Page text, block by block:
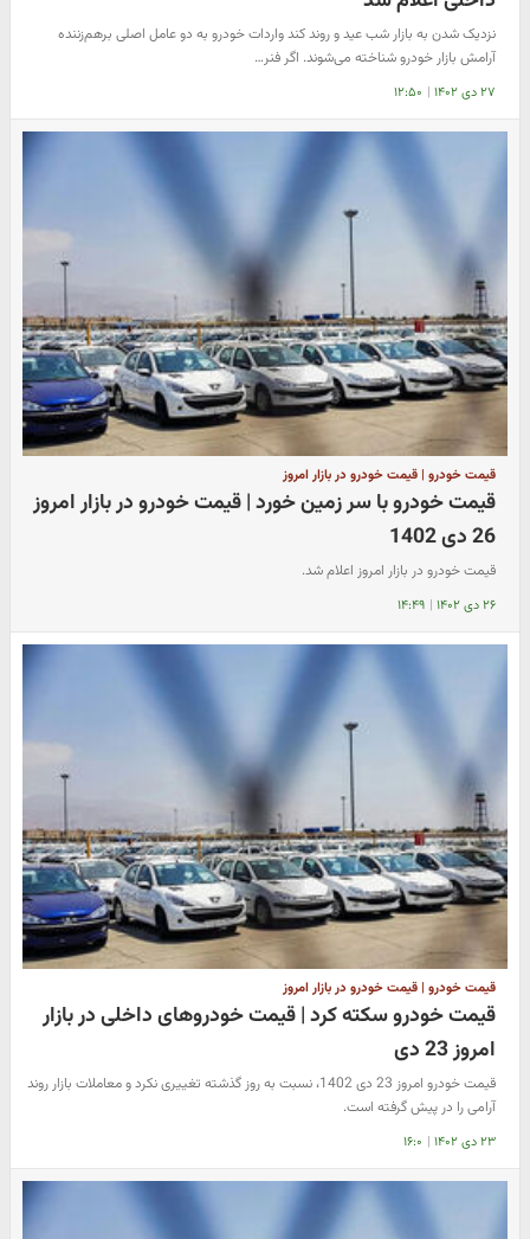
نزدیک شدن به بازار شب عید و روند کند واردات خودرو به دو عامل اصلی برهم‌زننده
آرامش بازار خودرو شناخته می‌شوند. اگر فنر…
۲۷ دی ۱۴۰۲ | ۱۲:۵۰
قیمت خودرو | قیمت خودرو در بازار امروز
قیمت خودرو با سر زمین خورد | قیمت خودرو در بازار امروز
26 دی 1402
قیمت خودرو در بازار امروز اعلام شد.
۲۶ دی ۱۴۰۲ | ۱۴:۴۹
قیمت خودرو | قیمت خودرو در بازار امروز
قیمت خودرو سکته کرد | قیمت خودروهای داخلی در بازار
امروز 23 دی
قیمت خودرو امروز 23 دی 1402، نسبت به روز گذشته تغییری نکرد و معاملات بازار روند
آرامی را در پیش گرفته است.
۲۳ دی ۱۴۰۲ | ۱۶:۰